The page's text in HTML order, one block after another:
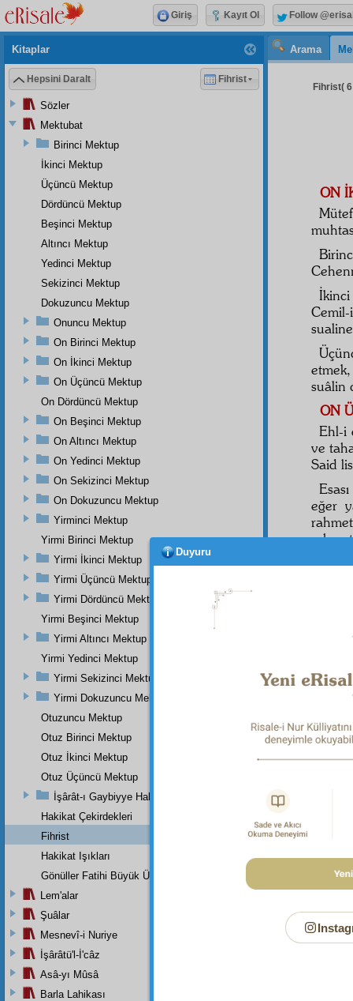
Arama
Fihrist(
ON
İkinci
suâlin
ON
Ehl-i
ve
Said
eğer
ON
Te'lif
Altı
Kitaplar
Hepsini Daralt Fihrist
Sözler
Mektubat
Birinci Mektup
İkinci Mektup
Üçüncü Mektup
Dördüncü Mektup
Beşinci Mektup
Altıncı Mektup
Yedinci Mektup
Sekizinci Mektup
Dokuzuncu Mektup
Onuncu Mektup
On Birinci Mektup
On İkinci Mektup
On Üçüncü Mektup
On Dördüncü Mektup
On Beşinci Mektup
On Altıncı Mektup
On Yedinci Mektup
On Sekizinci Mektup
On Dokuzuncu Mektup
Yirminci Mektup
Yirmi Birinci Mektup
Yirmi İkinci Mektup
Yirmi Üçüncü Mektup
Yirmi Dördüncü Mektup
Yirmi Beşinci Mektup
Yirmi Altıncı Mektup
Yirmi Yedinci Mektup
Yirmi Sekizinci Mektup
Yirmi Dokuzuncu Mektup
Otuzuncu Mektup
Otuz Birinci Mektup
Otuz İkinci Mektup
Otuz Üçüncü Mektup
İşârât-ı Gaybiyye Hakkında Bir Takriz
Hakikat Çekirdekleri
Fihrist
Hakikat Işıkları
Gönüller Fatihi Büyük Üstada
Lem'alar
Şuâlar
Mesnevî-i Nuriye
İşârâtü'l-İ'câz
Asâ-yı Mûsâ
Barla Lahikası
Giriş Kayıt Ol Follow
Duyuru